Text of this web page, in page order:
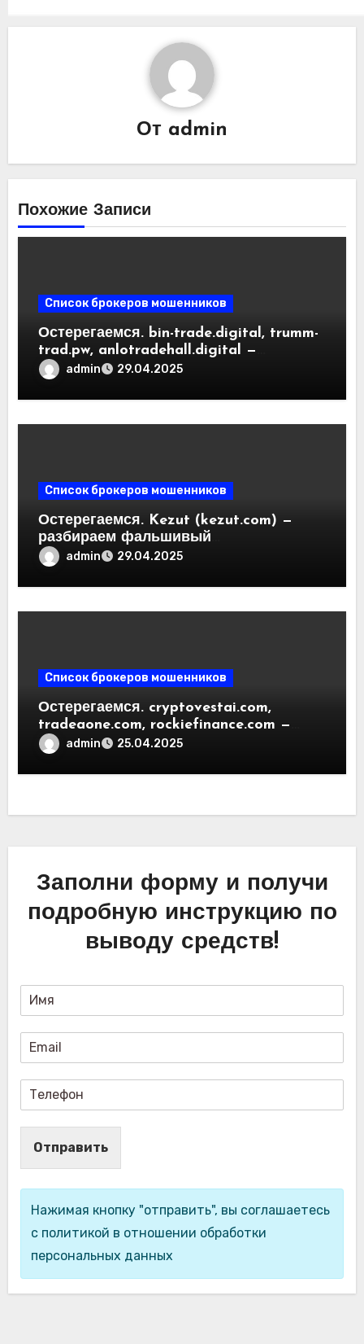
От admin
Похожие Записи
Список брокеров мошенников
Остерегаемся. bin-trade.digital, trumm-
trad.pw, anlotradehall.digital —
разоблачение фальшивых
Отзывы пользователей
admin 29.04.2025
Список брокеров мошенников
Остерегаемся. Kezut (kezut.com) —
разбираем фальшивый
криптовалютный обменник. Как
пользователей
admin 29.04.2025
Список брокеров мошенников
Остерегаемся. cryptovestai.com,
tradeaone.com, rockiefinance.com —
обзор новых платформ для
admin 25.04.2025
Заполни форму и получи
подробную инструкцию по
выводу средств!
Отправить
Нажимая кнопку "отправить", вы соглашаетесь
с политикой в отношении обработки
персональных данных